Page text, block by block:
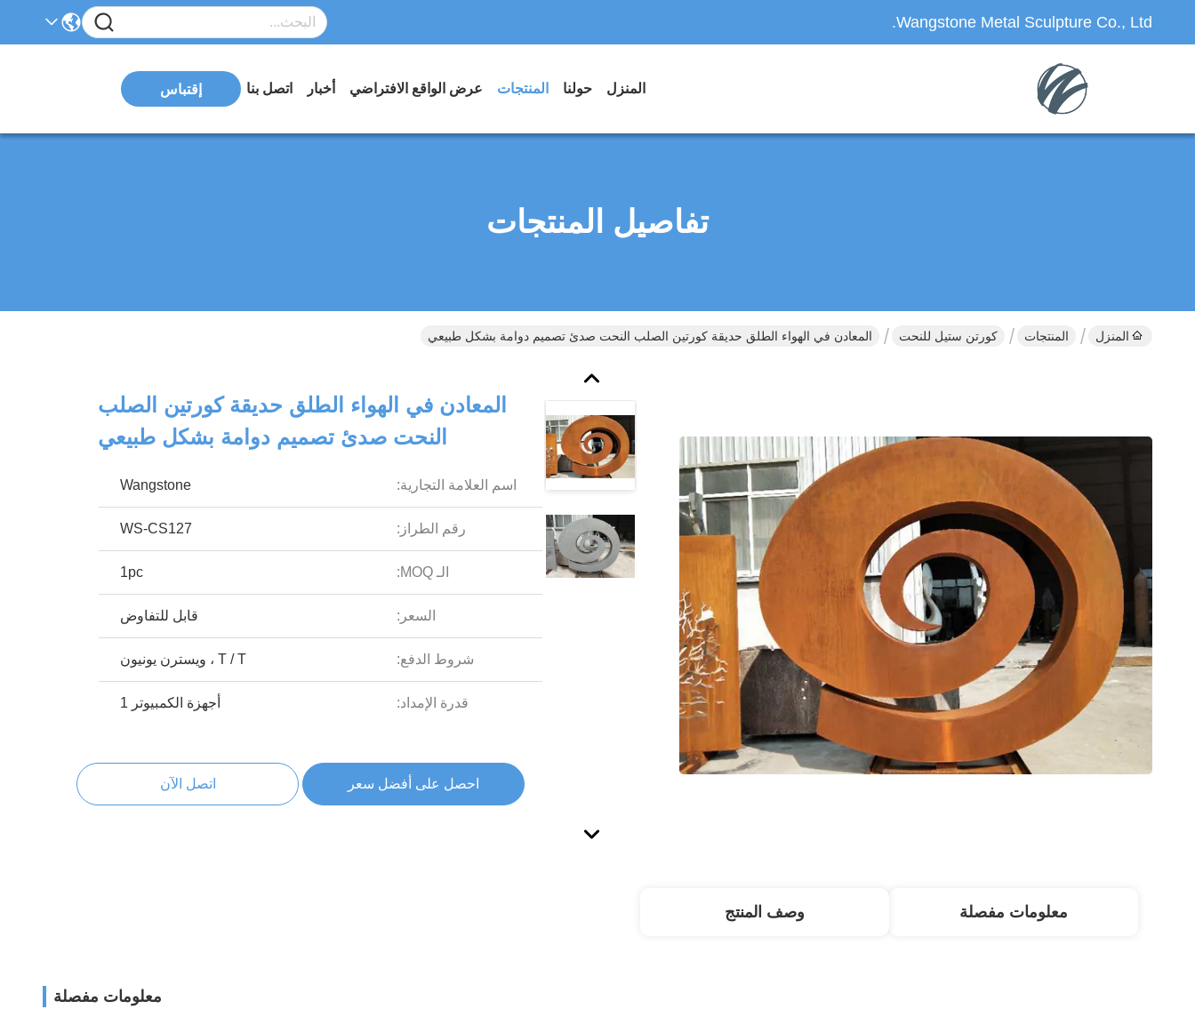
Wangstone Metal Sculpture Co., Ltd.
المنزل حولنا المنتجات عرض الواقع الافتراضي أخبار اتصل بنا إقتباس
تفاصيل المنتجات
المنزل المنتجات كورتن ستيل للنحت المعادن في الهواء الطلق حديقة كورتين الصلب النحت صدئ تصميم دوامة بشكل طبيعي
المعادن في الهواء الطلق حديقة كورتين الصلب
النحت صدئ تصميم دوامة بشكل طبيعي
اسم العلامة التجارية: Wangstone
رقم الطراز: WS-CS127
الـ MOQ: 1pc
السعر: قابل للتفاوض
شروط الدفع: T / T ، ويسترن يونيون
قدرة الإمداد: أجهزة الكمبيوتر 1
احصل على أفضل سعر اتصل الآن
معلومات مفصلة وصف المنتج
معلومات مفصلة